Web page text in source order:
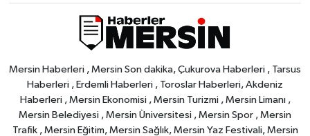
Mersin Haberleri , Mersin Son dakika, Çukurova Haberleri , Tarsus
Haberleri , Erdemli Haberleri , Toroslar Haberleri, Akdeniz
Haberleri , Mersin Ekonomisi , Mersin Turizmi , Mersin Limanı ,
Mersin Belediyesi , Mersin Üniversitesi , Mersin Spor , Mersin
Trafik , Mersin Eğitim, Mersin Sağlık, Mersin Yaz Festivali, Mersin